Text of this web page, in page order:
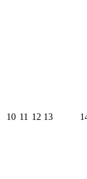
10 11 12 13